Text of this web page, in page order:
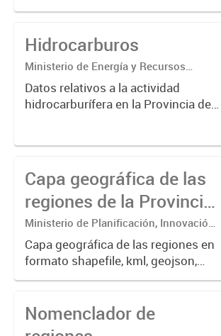
ejecutadas y en ejecución en la
datos como el nombre de la obra,
Hidrocarburos
Ministerio de Energía y Recursos
Naturales. Subsecretaría de Energía e
Hidrocarburos.
Datos relativos a la actividad
hidrocarburífera en la Provincia del
Capa geográfica de las
regiones de la Provincia
del Neuquén
Ministerio de Planificación, Innovación
y Modernización, Subsecretaría del
Consejo de Planificación y Acción para
el Desarrollo (COPADE)
Capa geográfica de las regiones en
formato shapefile, kml, geojson,
gpkg
Nomenclador de